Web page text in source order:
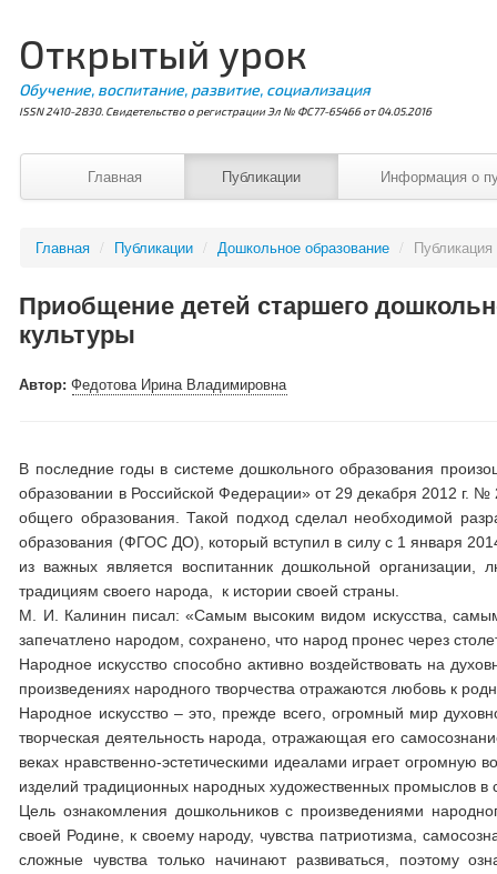
Открытый урок
Обучение, воспитание, развитие, социализация
ISSN 2410-2830. Свидетельство о регистрации Эл № ФС77-65466 от 04.05.2016
Главная Публикации Информация о
Главная / Публикации / Дошкольное образование /
Приобщение детей старшего
культуры
Автор:Федотова Ирина Владимировна
В последние годы в системе дошкольного образования
образовании в Российской Федерации» от 29 декабря 2012 г.
общего образования. Такой подход сделал необходимой
образования (ФГОС ДО), который вступил в силу с 1 января
из важных является воспитанник дошкольной
традициям своего народа, к истории своей страны.
М. И. Калинин писал: «Самым высоким видом искусства,
запечатлено народом, сохранено, что народ пронес через
Народное искусство способно активно воздействовать на
произведениях народного творчества отражаются любовь к
Народное искусство – это, прежде всего, огромный мир
творческая деятельность народа, отражающая его
веках нравственно-эстетическими идеалами играет огромную
изделий традиционных народных художественных промыслов в
Цель ознакомления дошкольников с произведениями
своей Родине, к своему народу, чувства патриотизма,
сложные чувства только начинают развиваться, поэтому